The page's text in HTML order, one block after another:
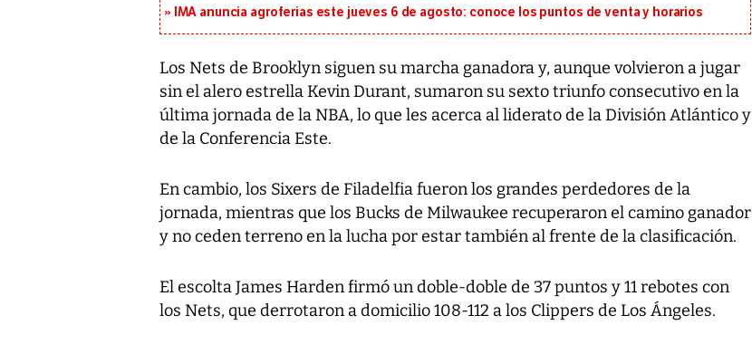
IMA anuncia agroferias este jueves 6 de agosto: conoce los puntos de venta y horarios
Los Nets de Brooklyn siguen su marcha ganadora y, aunque volvieron a jugar
sin el alero estrella Kevin Durant, sumaron su sexto triunfo consecutivo en la
última jornada de la NBA, lo que les acerca al liderato de la División Atlántico y
de la Conferencia Este.
En cambio, los Sixers de Filadelfia fueron los grandes perdedores de la
jornada, mientras que los Bucks de Milwaukee recuperaron el camino ganador
y no ceden terreno en la lucha por estar también al frente de la clasificación.
El escolta James Harden firmó un doble-doble de 37 puntos y 11 rebotes con
los Nets, que derrotaron a domicilio 108-112 a los Clippers de Los Ángeles.